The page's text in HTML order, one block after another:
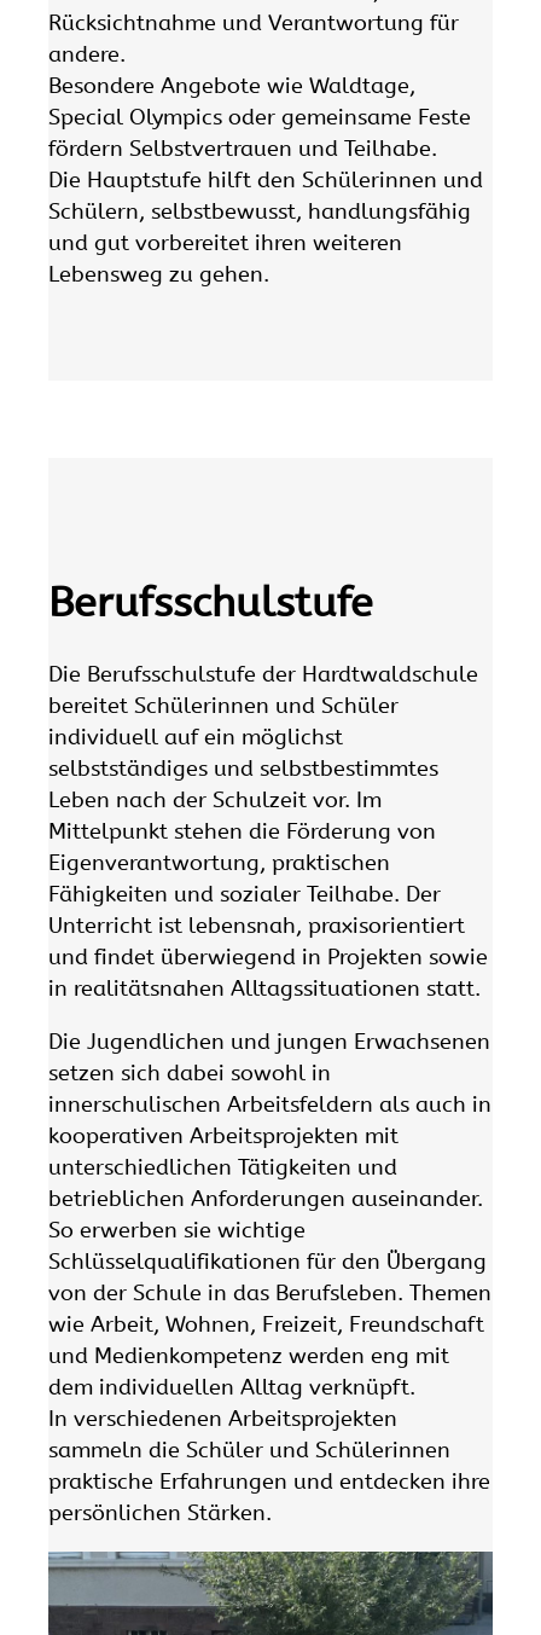
Rücksichtnahme und Verantwortung für
andere.
Besondere Angebote wie Waldtage,
Special Olympics oder gemeinsame Feste
fördern Selbstvertrauen und Teilhabe.
Die Hauptstufe hilft den Schülerinnen und
Schülern, selbstbewusst, handlungsfähig
und gut vorbereitet ihren weiteren
Lebensweg zu gehen.
Berufsschulstufe
Die Berufsschulstufe der Hardtwaldschule
bereitet Schülerinnen und Schüler
individuell auf ein möglichst
selbstständiges und selbstbestimmtes
Leben nach der Schulzeit vor. Im
Mittelpunkt stehen die Förderung von
Eigenverantwortung, praktischen
Fähigkeiten und sozialer Teilhabe. Der
Unterricht ist lebensnah, praxisorientiert
und findet überwiegend in Projekten sowie
in realitätsnahen Alltagssituationen statt.
Die Jugendlichen und jungen Erwachsenen
setzen sich dabei sowohl in
innerschulischen Arbeitsfeldern als auch in
kooperativen Arbeitsprojekten mit
unterschiedlichen Tätigkeiten und
betrieblichen Anforderungen auseinander.
So erwerben sie wichtige
Schlüsselqualifikationen für den Übergang
von der Schule in das Berufsleben. Themen
wie Arbeit, Wohnen, Freizeit, Freundschaft
und Medienkompetenz werden eng mit
dem individuellen Alltag verknüpft.
In verschiedenen Arbeitsprojekten
sammeln die Schüler und Schülerinnen
praktische Erfahrungen und entdecken ihre
persönlichen Stärken.